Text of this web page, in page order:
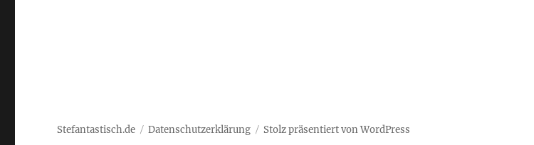
Stefantastisch.de Datenschutzerklärung Stolz präsentiert von WordPress